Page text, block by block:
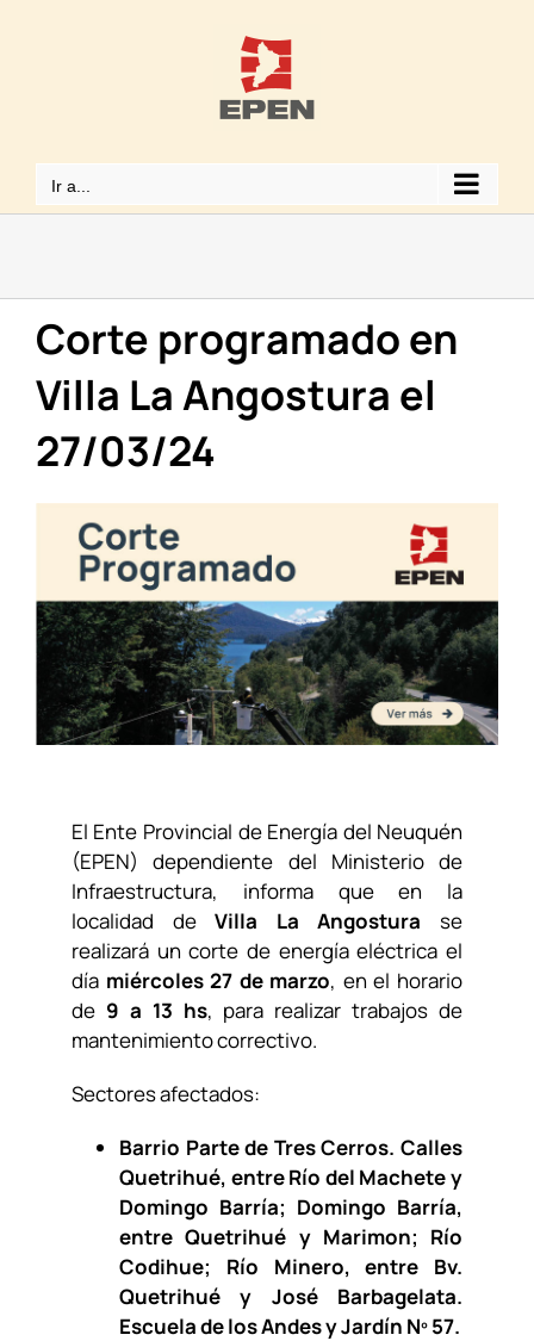
Ir a...
Corte programado en
Villa La Angostura el
27/03/24
El Ente Provincial de Energía del Neuquén
(EPEN) dependiente del Ministerio de
Infraestructura, informa que en la
localidad deVilla La Angostura se
realizará un corte de energía eléctrica el
día miércoles 27 de marzo, en el horario
de 9 a 13 hs, para realizar trabajos de
mantenimiento correctivo.
Sectores afectados:
Barrio Parte de Tres Cerros. Calles
Quetrihué, entre Río del Machete y
Domingo Barría; Domingo Barría,
entre Quetrihué y Marimon; Río
Codihue; Río Minero, entre Bv.
Quetrihué y José Barbagelata.
Escuela de los Andes y Jardín Nº 57.